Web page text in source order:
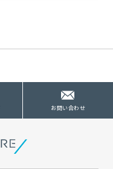
お問い合わせ